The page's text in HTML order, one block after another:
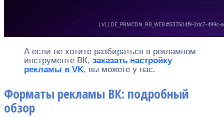
А если не хотите разбираться в рекламном
инструменте ВК, заказать настройку
рекламы в VK, вы можете у нас.
Форматы рекламы ВК: подробный
обзор